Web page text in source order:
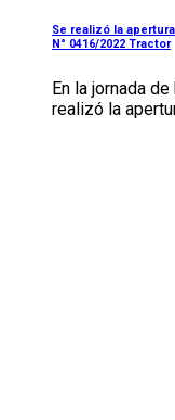
Se realizó la
N° 0416/2022 Tractor
En la jornada
realizó la